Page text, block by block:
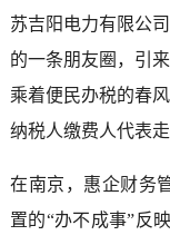
苏吉阳电力有限公
的一条朋友圈，引
乘着便民办税的春
纳税人缴费人代表
在南京，惠企财务
置的“办不成事”反